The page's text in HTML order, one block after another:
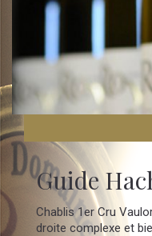
Guide
Chablis 1er Cru
droite complexe et